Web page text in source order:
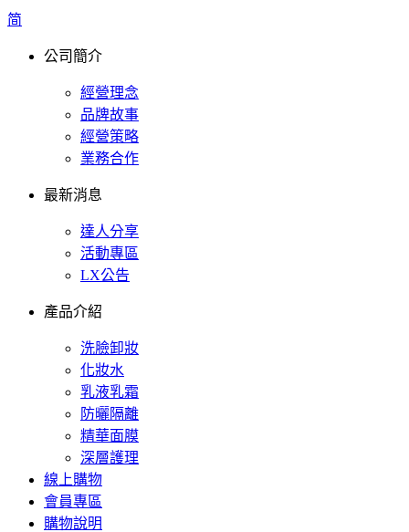
简
公司簡介
經營理念
品牌故事
經營策略
業務合作
最新消息
達人分享
活動專區
LX公告
產品介紹
洗臉卸妝
化妝水
乳液乳霜
防曬隔離
精華面膜
深層護理
線上購物
會員專區
購物說明